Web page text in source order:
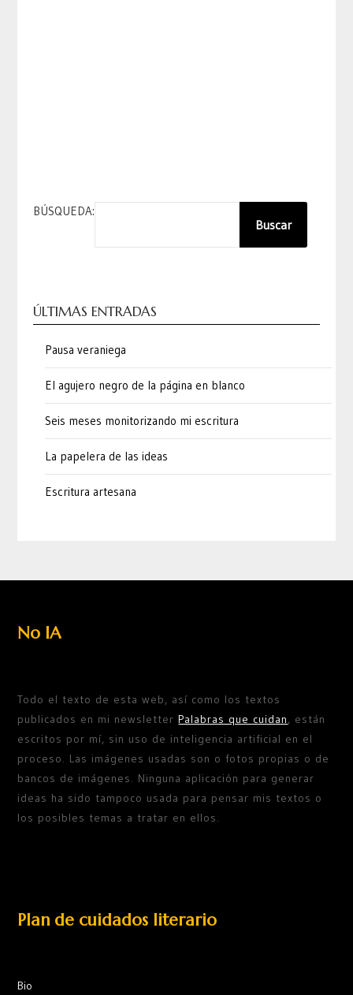
BÚSQUEDA:
Buscar
ÚLTIMAS ENTRADAS
Pausa veraniega
El agujero negro de la página en blanco
Seis meses monitorizando mi escritura
La papelera de las ideas
Escritura artesana
No IA
Todo el texto de esta web, así como los textos
publicados en mi newsletterPalabras que cuidan, están
escritos por mí, sin uso de inteligencia artificial en el
proceso. Las imágenes usadas son o fotos propias o de
bancos de imágenes. Ninguna aplicación para generar
ideas ha sido tampoco usada para pensar mis textos o
los posibles temas a tratar en ellos.
Plan de cuidados literario
Bio